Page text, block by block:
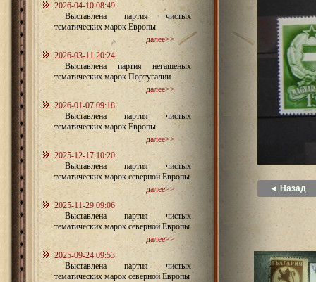
2026-04-10 08:49
Выставлена партия чистых
тематических марок Европы
далее>>
2026-03-11 20:24
Выставлена партия негашеных
тематических марок Португалии
далее>>
2026-01-07 09:18
Выставлена партия чистых
тематических марок Европы
далее>>
2025-12-17 10:20
Выставлена партия чистых
тематических марок северной Европы
далее>>
2025-11-29 09:06
Выставлена партия чистых
тематических марок северной Европы
далее>>
2025-09-24 09:53
Выставлена партия чистых
тематических марок северной Европы
◄ Назад